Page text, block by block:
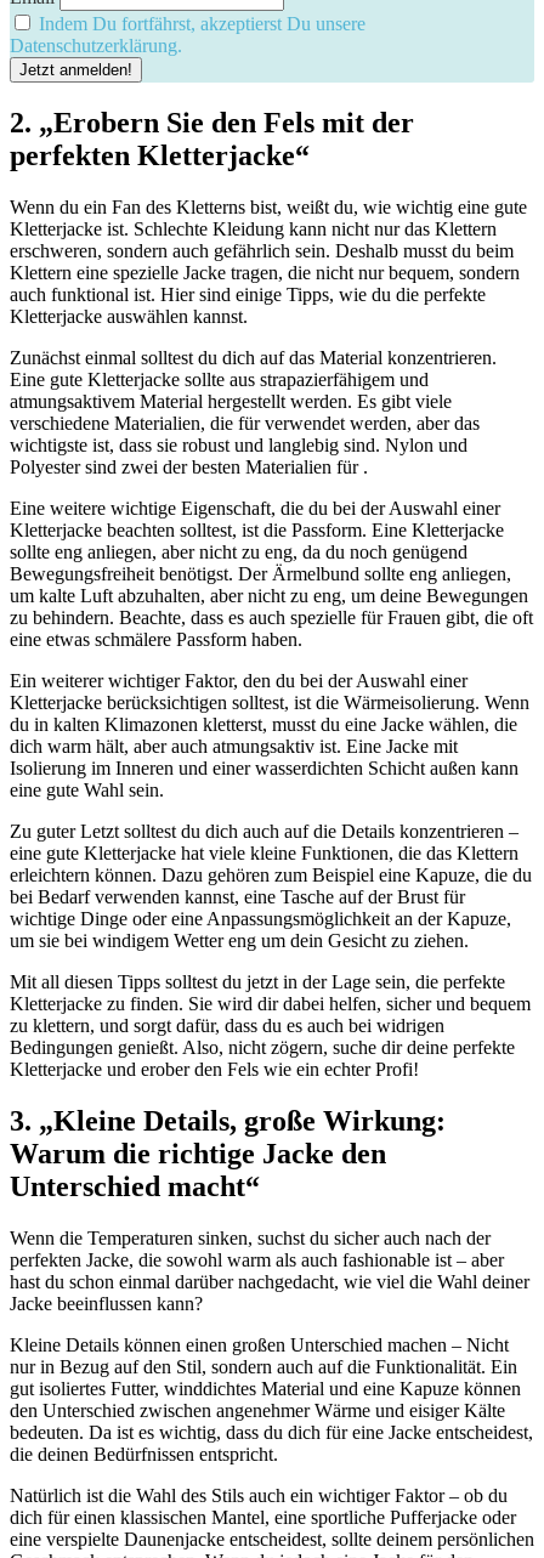
Indem Du fortfährst, akzeptierst Du unsere
Datenschutzerklärung.
2. „Erobern Sie den Fels mit der
perfekten Kletterjacke“
Wenn du ein Fan des Kletterns bist, weißt du, wie wichtig eine gute
Kletterjacke ist. Schlechte Kleidung kann nicht nur das Klettern
erschweren, sondern auch gefährlich sein. Deshalb musst du beim
Klettern eine spezielle Jacke tragen, die nicht nur bequem, sondern
auch funktional ist. Hier sind einige Tipps, wie du die perfekte
Kletterjacke auswählen kannst.
Zunächst einmal solltest du dich auf das Material konzentrieren.
Eine gute Kletterjacke sollte aus strapazierfähigem und
atmungsaktivem Material hergestellt werden. Es gibt viele
verschiedene Materialien, die für verwendet werden, aber das
wichtigste ist, dass sie robust und langlebig sind. Nylon und
Polyester sind zwei der besten Materialien für .
Eine weitere wichtige Eigenschaft, die du bei der Auswahl einer
Kletterjacke beachten solltest, ist die Passform. Eine Kletterjacke
sollte eng anliegen, aber nicht zu eng, da du noch genügend
Bewegungsfreiheit benötigst. Der Ärmelbund sollte eng anliegen,
um kalte Luft abzuhalten, aber nicht zu eng, um deine Bewegungen
zu behindern. Beachte, dass es auch spezielle für Frauen gibt, die oft
eine etwas schmälere Passform haben.
Ein weiterer wichtiger Faktor, den du bei der Auswahl einer
Kletterjacke berücksichtigen solltest, ist die Wärmeisolierung. Wenn
du in kalten Klimazonen kletterst, musst du eine Jacke wählen, die
dich warm hält, aber auch atmungsaktiv ist. Eine Jacke mit
Isolierung im Inneren und einer wasserdichten Schicht außen kann
eine gute Wahl sein.
Zu guter Letzt solltest du dich auch auf die Details konzentrieren –
eine gute Kletterjacke hat viele kleine Funktionen, die das Klettern
erleichtern können. Dazu gehören zum Beispiel eine Kapuze, die du
bei Bedarf verwenden kannst, eine Tasche auf der Brust für
wichtige Dinge oder eine Anpassungsmöglichkeit an der Kapuze,
um sie bei windigem Wetter eng um dein Gesicht zu ziehen.
Mit all diesen Tipps solltest du jetzt in der Lage sein, die perfekte
Kletterjacke zu finden. Sie wird dir dabei helfen, sicher und bequem
zu klettern, und sorgt dafür, dass du es auch bei widrigen
Bedingungen genießt. Also, nicht zögern, suche dir deine perfekte
Kletterjacke und erober den Fels wie ein echter Profi!
3. „Kleine Details, große Wirkung:
Warum die richtige Jacke den
Unterschied macht“
Wenn die Temperaturen sinken, suchst du sicher auch nach der
perfekten Jacke, die sowohl warm als auch fashionable ist – aber
hast du schon einmal darüber nachgedacht, wie viel die Wahl deiner
Jacke beeinflussen kann?
Kleine Details können einen großen Unterschied machen – Nicht
nur in Bezug auf den Stil, sondern auch auf die Funktionalität. Ein
gut isoliertes Futter, winddichtes Material und eine Kapuze können
den Unterschied zwischen angenehmer Wärme und eisiger Kälte
bedeuten. Da ist es wichtig, dass du dich für eine Jacke entscheidest,
die deinen Bedürfnissen entspricht.
Natürlich ist die Wahl des Stils auch ein wichtiger Faktor – ob du
dich für einen klassischen Mantel, eine sportliche Pufferjacke oder
eine verspielte Daunenjacke entscheidest, sollte deinem persönlichen